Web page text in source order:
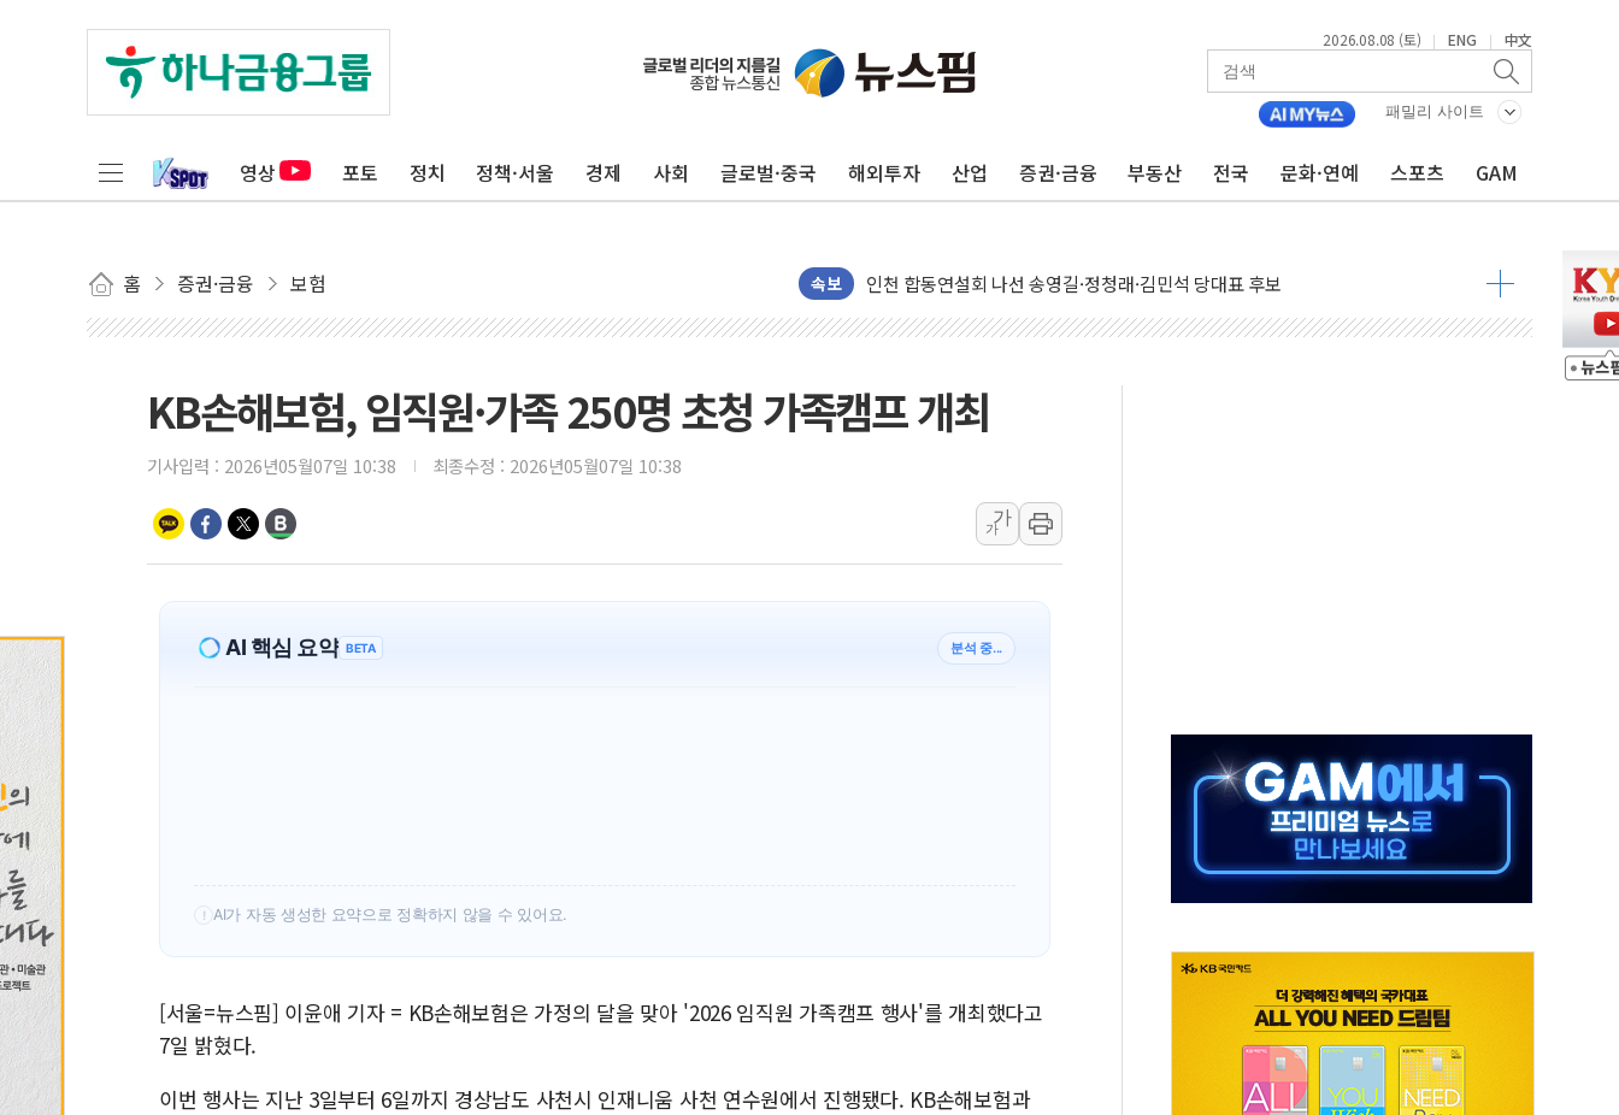
2026.08.08 (토) | ENG | 中文
패밀리 사이트
영상 포토 정치 정책·서울 경제 사회 글로벌·중국 해외투자 산업 증권·금융 부동산 전국 문화·연예 스포츠 GAM
홈 증권·금융 보험 속보
울진·영덕 '호우특보'-포항 '산사태 주의보'...경북도, 호우 피해·통제구간 없어
김민석, 2주차 제주·인천 경선서 정청래에 승리...47.75% vs 42.08%
인사하는 김민석 당대표 후보
[속보] 민주, 인천 경선 결과 발표...김민석 45.09% 정청래 43.27% 송영길 11.63%
[속보] 민주, 제주 경선 결과 발표...김민석 52.64% 정청래 39.89% 송영길 7.47%
美, 이란전 출구전략 만지작…공습 한계·탄약 부족 현실화
강릉·동해·삼척 시간당 최대 50㎜ 폭우…강원 동해안 강한 비 이어져
서울 중랑구 주택가서 흉기 난동…60대 남성 2명 숨져
李대통령 "결혼 때문에 손해 보는 일 없게"…'결혼 페널티' 22개 과제 손본다
인천 선재도 갯벌서 해루질 중 실종 60대 나흘만에 숨진 채 발견
인천서 말다툼 중 어머니 흉기 살해 10대 아들 체포
'화합' 꺼낸 김민석에 '뻔뻔' 받아친 정청래…제주 연설서 신경전 고조
李대통령, ISA 개편 재검토 지시…與 "적극 환영"·野 "졸속 국정"
KB손해보험, 임직원·가족 250명 초청 가족캠프 개최
기사입력 : 2026년05월07일 10:38 최종수정 : 2026년05월07일 10:38
가
가
AI 핵심 요약 BETA 분석 중...
! AI가 자동 생성한 요약으로 정확하지 않을 수 있어요.
[서울=뉴스핌] 이윤애 기자 = KB손해보험은 가정의 달을 맞아 '2026 임직원 가족캠프 행사'를 개최했다고
7일 밝혔다.
이번 행사는 지난 3일부터 6일까지 경상남도 사천시 인재니움 사천 연수원에서 진행됐다. KB손해보험과